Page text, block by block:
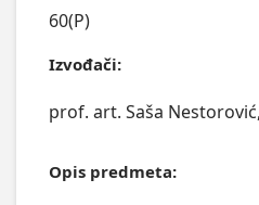
60(P)
Izvođači:
prof. art. Saša
Opis predmeta: